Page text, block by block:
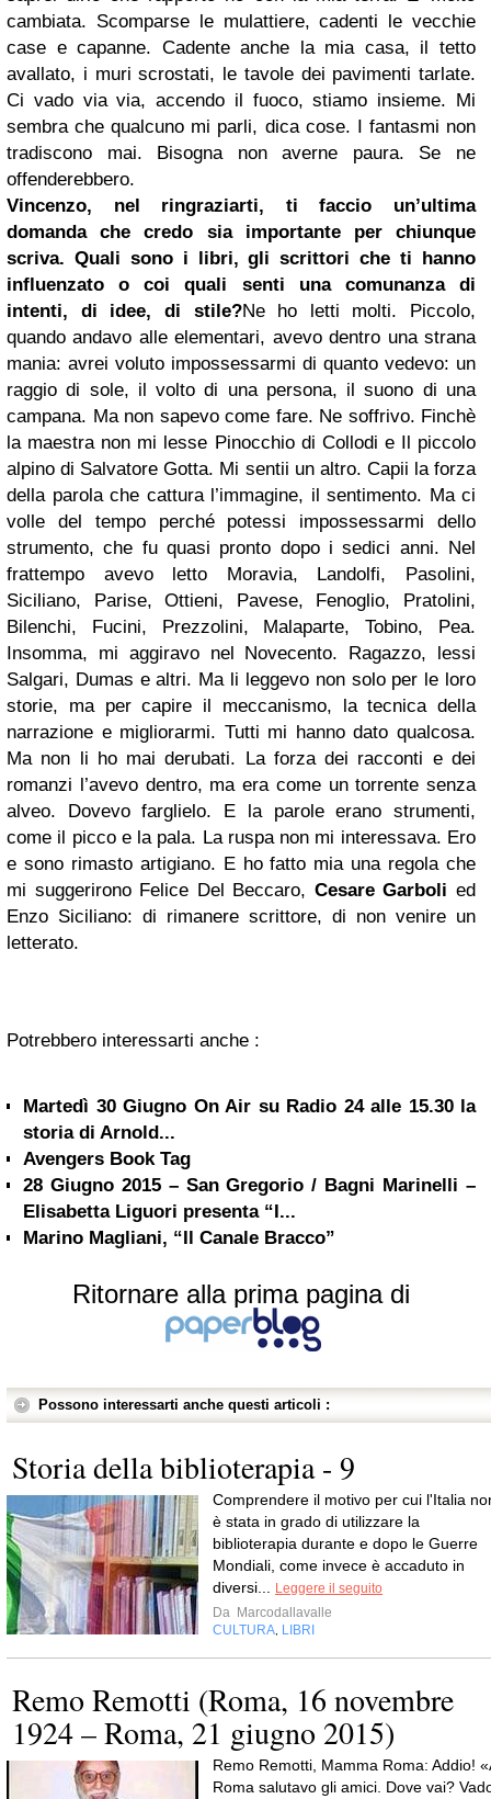
cambiata. Scomparse le mulattiere, cadenti le vecchie
case e capanne. Cadente anche la mia casa, il tetto
avallato, i muri scrostati, le tavole dei pavimenti tarlate.
Ci vado via via, accendo il fuoco, stiamo insieme. Mi
sembra che qualcuno mi parli, dica cose. I fantasmi non
tradiscono mai. Bisogna non averne paura. Se ne
offenderebbero.
Vincenzo, nel ringraziarti, ti faccio un’ultima
domanda che credo sia importante per chiunque
scriva. Quali sono i libri, gli scrittori che ti hanno
influenzato o coi quali senti una comunanza di
intenti, di idee, di stile?Ne ho letti molti. Piccolo,
quando andavo alle elementari, avevo dentro una strana
mania: avrei voluto impossessarmi di quanto vedevo: un
raggio di sole, il volto di una persona, il suono di una
campana. Ma non sapevo come fare. Ne soffrivo. Finchè
la maestra non mi lesse Pinocchio di Collodi e Il piccolo
alpino di Salvatore Gotta. Mi sentii un altro. Capii la forza
della parola che cattura l’immagine, il sentimento. Ma ci
volle del tempo perché potessi impossessarmi dello
strumento, che fu quasi pronto dopo i sedici anni. Nel
frattempo avevo letto Moravia, Landolfi, Pasolini,
Siciliano, Parise, Ottieni, Pavese, Fenoglio, Pratolini,
Bilenchi, Fucini, Prezzolini, Malaparte, Tobino, Pea.
Insomma, mi aggiravo nel Novecento. Ragazzo, lessi
Salgari, Dumas e altri. Ma li leggevo non solo per le loro
storie, ma per capire il meccanismo, la tecnica della
narrazione e migliorarmi. Tutti mi hanno dato qualcosa.
Ma non li ho mai derubati. La forza dei racconti e dei
romanzi l’avevo dentro, ma era come un torrente senza
alveo. Dovevo farglielo. E la parole erano strumenti,
come il picco e la pala. La ruspa non mi interessava. Ero
e sono rimasto artigiano. E ho fatto mia una regola che
mi suggerirono Felice Del Beccaro, Cesare Garboli ed
Enzo Siciliano: di rimanere scrittore, di non venire un
letterato.
Potrebbero interessarti anche :
Martedì 30 Giugno On Air su Radio 24 alle 15.30 la
storia di Arnold...
Avengers Book Tag
28 Giugno 2015 – San Gregorio / Bagni Marinelli –
Elisabetta Liguori presenta “I...
Marino Magliani, “Il Canale Bracco”
Ritornare alla prima pagina di
Possono interessarti anche questi articoli :
Storia della biblioterapia - 9
Comprendere il motivo per cui l'Italia
è stata in grado di utilizzare la
biblioterapia durante e dopo le Guerre
Mondiali, come invece è accaduto in
diversi...
Leggere il seguito
Da Marcodallavalle
CULTURA LIBRI
Remo Remotti (Roma, 16 novembre
1924 – Roma, 21 giugno 2015)
Remo Remotti, Mamma Roma: Addio!
Roma salutavo gli amici. Dove vai?